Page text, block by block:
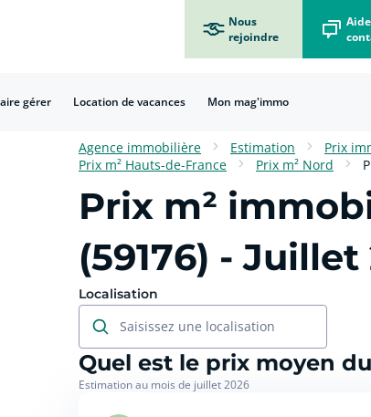
Nous
rejoindre
gérer Location de vacances Mon mag'immo
Agence immobilière Estimation
Prix
Prix m² Hauts-de-France
Prix m² Nord
Prix m²
(59176) - Juillet
Localisation
Saisissez une localisation
Quel est le prix moyen
Estimation au mois de juillet 2026